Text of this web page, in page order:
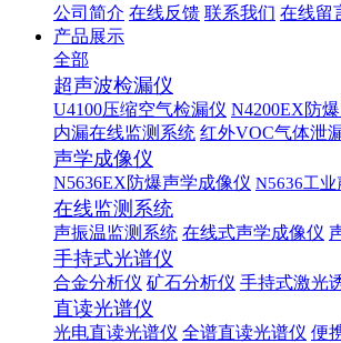
公司简介 在线反馈 联系我们 在线留
产品展示
全部
超声波检漏仪
U4100压缩空气检漏仪 N4200EX防
内漏在线监测系统 红外VOC气体泄
声学成像仪
N5636EX防爆声学成像仪 N5636工
在线监测系统
声振温监测系统 在线式声学成像仪
手持式光谱仪
合金分析仪 矿石分析仪 手持式激光
直读光谱仪
光电直读光谱仪 全谱直读光谱仪 便